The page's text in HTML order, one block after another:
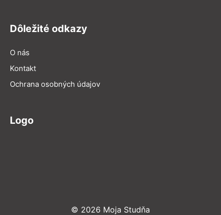
Dôležité odkazy
O nás
Kontakt
Ochrana osobných údajov
Logo
© 2026 Moja Studňa